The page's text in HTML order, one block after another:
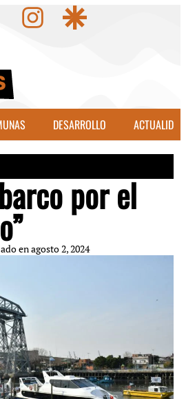
DESARROLLO ACTUALIDAD
por el
enagosto 2, 2024